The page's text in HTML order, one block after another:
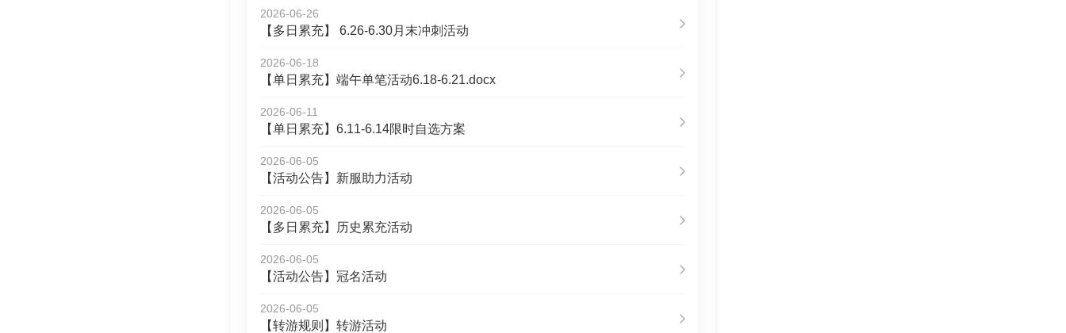
2026-06-26
【多日累充】 6.26-6.30月末冲刺活动
2026-06-18
【单日累充】端午单笔活动6.18-6.21.docx
2026-06-11
【单日累充】6.11-6.14限时自选方案
2026-06-05
【活动公告】新服助力活动
2026-06-05
【多日累充】历史累充活动
2026-06-05
【活动公告】冠名活动
2026-06-05
【转游规则】转游活动